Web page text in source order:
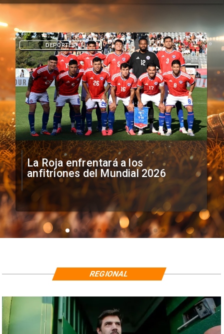
La Roja enfrentará a los
anfitriones del Mundial 2026
DEPORTES
REGIONAL